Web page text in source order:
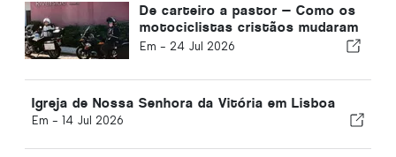
De carteiro a pastor — Como os
motociclistas cristãos mudaram
a vida de David
Em - 24 Jul 2026
Igreja de Nossa Senhora da Vitória em Lisboa
Em - 14 Jul 2026